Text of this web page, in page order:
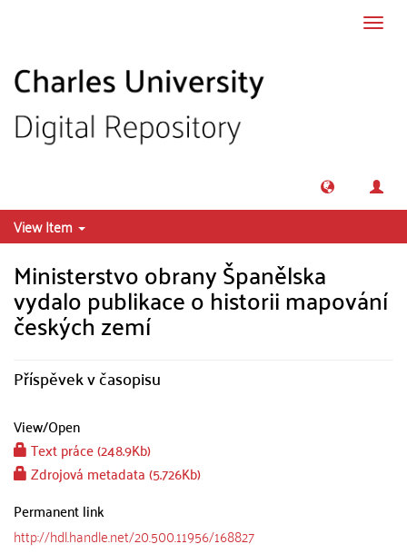
View Item
Ministerstvo obrany Španělska
vydalo publikace o historii mapování
českých zemí
Příspěvek v časopisu
View/Open
Text práce (248.9Kb)
Zdrojová metadata (5.726Kb)
Permanent link
http://hdl.handle.net/20.500.11956/168827